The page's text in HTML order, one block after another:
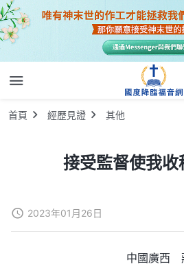
首頁 經歷見證 其他
接受監督使我收
2023年01月26日
中國廣西